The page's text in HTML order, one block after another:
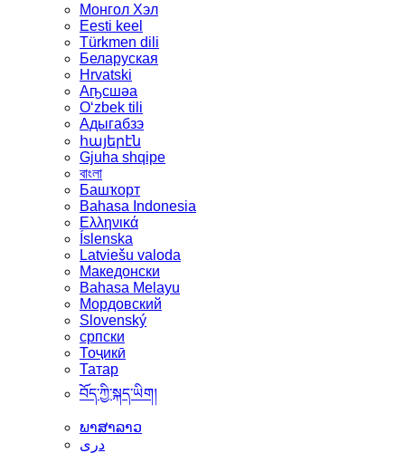
Монгол Хэл
Eesti keel
Türkmen dili
Беларуская
Hrvatski
Аҧсшәа
Oʻzbek tili
Адыгабзэ
հայերէն
Gjuha shqipe
বাংলা
Башҡорт
Bahasa Indonesia
Ελληνικά
Íslenska
Latviešu valoda
Македонски
Bahasa Melayu
Мордовский
Slovenský
српски
Тоҷикӣ
Татар
བོད་ཀྱི་སྐད་ཡིག།
ພາສາລາວ
دری